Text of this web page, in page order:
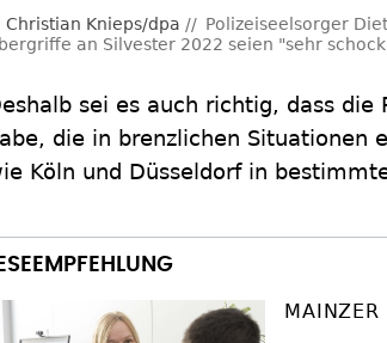
Christian Knieps/dpa
Polizeiseelsorger
an Silvester 2022 seien "sehr
sei es auch richtig, dass
die in brenzlichen Situationen
Köln und Düsseldorf in
MAINZER